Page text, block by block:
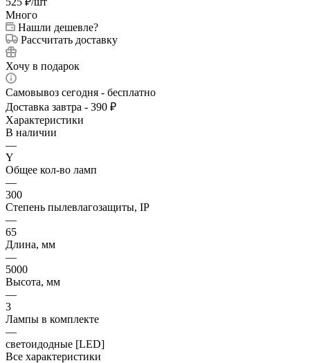
Много
Нашли дешевле?
Рассчитать доставку
Хочу в подарок
Самовывоз сегодня - бесплатно
Доставка завтра - 390 ₽
Характеристики
В наличии
—
Y
Общее кол-во ламп
—
300
Степень пылевлагозащиты, IP
—
65
Длина, мм
—
5000
Высота, мм
—
3
Лампы в комплекте
—
светоидодные [LED]
Все характеристики